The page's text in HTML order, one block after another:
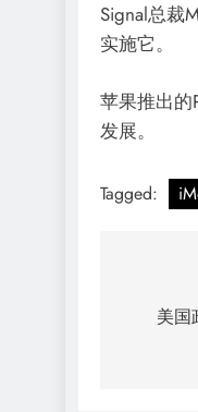
Signal总裁
实施它。
苹果推出
发展。
Tagged:
美国